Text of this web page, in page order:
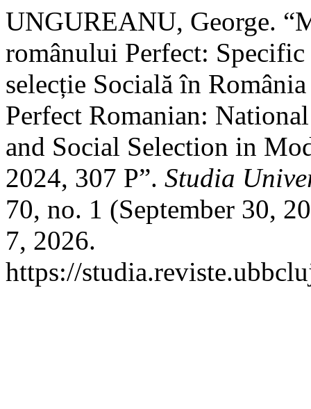
UNGUREANU, George.
românului Perfect:
selecție Socială în
Perfect Romanian:
and Social Selection in
2024, 307 P”. Studia
70, no. 1 (September 30,
7, 2026.
https://